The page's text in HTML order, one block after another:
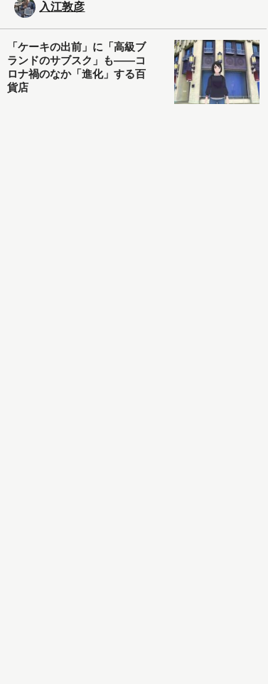
入江敦彦
「ケーキの出前」に「高級ブ
ランドのサブスク」も――コ
ロナ禍のなか「進化」する百
貨店